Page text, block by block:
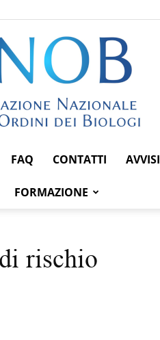
Federazione
FAQ CONTATTI AVVISI
FORMAZIONE
rischio